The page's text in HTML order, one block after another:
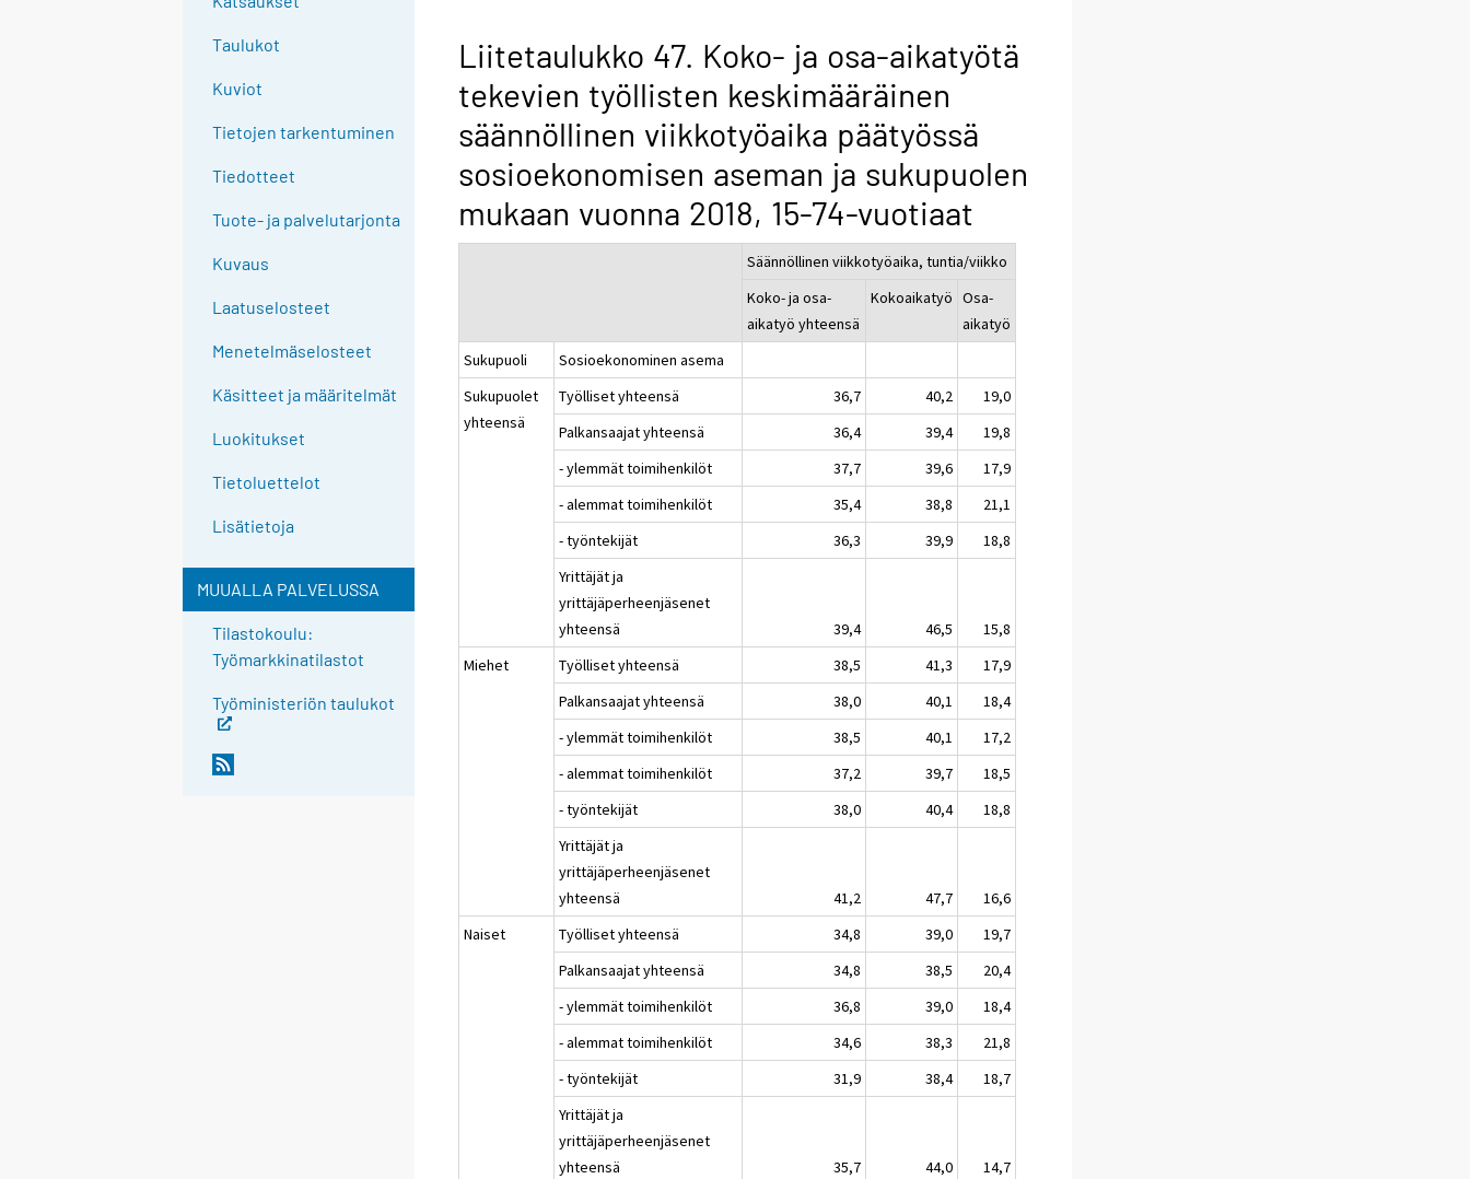
Taulukot
Kuviot
Tietojen tarkentuminen
Tiedotteet
Tuote- ja palvelutarjonta
Kuvaus
Laatuselosteet
Menetelmäselosteet
Käsitteet ja määritelmät
Luokitukset
Tietoluettelot
Lisätietoja
MUUALLA PALVELUSSA
Tilastokoulu:
Työmarkkinatilastot
Työministeriön taulukot
Liitetaulukko 47. Koko- ja osa-aikatyötä
tekevien työllisten keskimääräinen
säännöllinen viikkotyöaika päätyössä
sosioekonomisen aseman ja sukupuolen
mukaan vuonna 2018, 15-74-vuotiaat
Säännöllinen viikkotyöaika, tuntia/viikko
Koko- ja osa-
aikatyö yhteensä
Kokoaikatyö Osa-
aikatyö
Sukupuoli
Sosioekonominen asema
Sukupuolet
yhteensä
Työlliset yhteensä 36,7 40,2
19,0
Palkansaajat yhteensä
36,4 39,4
19,8
- ylemmät toimihenkilöt
37,7 39,6
17,9
- alemmat toimihenkilöt
35,4 38,8
21,1
- työntekijät
36,3 39,9
18,8
Yrittäjät ja
yrittäjäperheenjäsenet
yhteensä
39,4 46,5
15,8
Miehet
Työlliset yhteensä 38,5 41,3
17,9
Palkansaajat yhteensä
38,0 40,1
18,4
- ylemmät toimihenkilöt
38,5 40,1
17,2
- alemmat toimihenkilöt
37,2 39,7
18,5
- työntekijät
38,0 40,4
18,8
Yrittäjät ja
yrittäjäperheenjäsenet
yhteensä
41,2 47,7
16,6
Naiset
Työlliset yhteensä 34,8 39,0
19,7
Palkansaajat yhteensä
34,8 38,5
20,4
- ylemmät toimihenkilöt
36,8 39,0
18,4
- alemmat toimihenkilöt
34,6 38,3
21,8
- työntekijät
31,9 38,4
18,7
Yrittäjät ja
yrittäjäperheenjäsenet
yhteensä
35,7 44,0 14,7